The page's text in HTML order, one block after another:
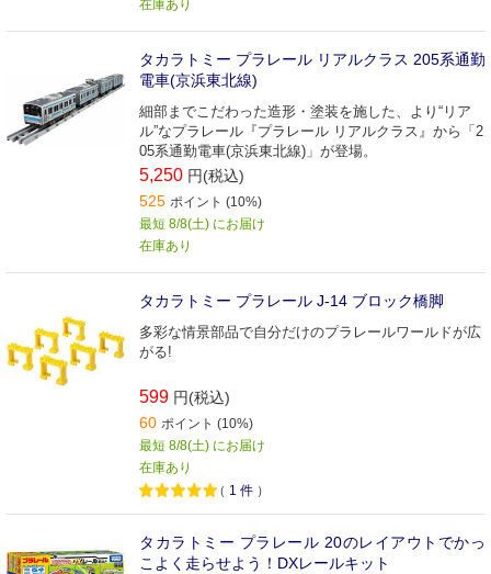
在庫あり
タカラトミー プラレール リアルクラス 205系通勤
電車(京浜東北線)
細部までこだわった造形・塗装を施した、より“リア
ル”なプラレール『プラレール リアルクラス』から「2
05系通勤電車(京浜東北線)」が登場。
5,250 円(税込)
525 ポイント (10%)
最短 8/8(土) にお届け
在庫あり
タカラトミー プラレール J-14 ブロック橋脚
多彩な情景部品で自分だけのプラレールワールドが広
がる!
599 円(税込)
60 ポイント (10%)
最短 8/8(土) にお届け
在庫あり
（ 1 件 ）
タカラトミー プラレール 20のレイアウトでかっ
こよく走らせよう！DXレールキット